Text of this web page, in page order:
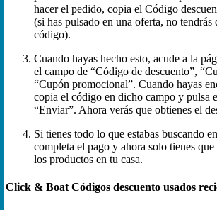
hacer el pedido, copia el Código
(si has pulsado en una oferta, no
código).
Cuando hayas hecho esto, acude a la
el campo de “Código de descuento”,
“Cupón promocional”. Cuando hayas
copia el código en dicho campo y pulsa
“Enviar”. Ahora verás que obtienes el
Si tienes todo lo que estabas buscando
completa el pago y ahora solo tienes
los productos en tu casa.
Click & Boat Códigos descuento usados